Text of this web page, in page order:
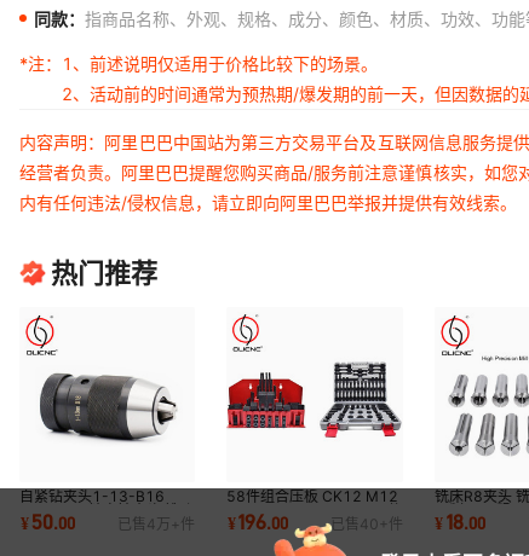
同款： 指商品名称、外观、规格、成分、颜色、材质、功效、功
*注：
1、前述说明仅适用于价格比较下的场景。
2、活动前的时间通常为预热期/爆发期的前一天，但因数据的
内容声明：阿里巴巴中国站为第三方交易平台及互联网信息服务
经营者负责。阿里巴巴提醒您购买商品/服务前注意谨慎核实，如
内有任何违法/侵权信息，请立即向阿里巴巴举报并提供有效线索。
热门推荐
自紧钻夹头1-13-B16
JT6 JT33精密钻夹头 锥孔
钻夹头自锁跨境供应
¥50.00 已售 4万+ 件
58件组合压板 CK12 M12
M8 10 14 16 18 20 58件
套万能组合夹具组
¥196.00 已售 40+ 件
铣床R8夹头
公制M12粗
牙r8索咀弹簧
¥18.00